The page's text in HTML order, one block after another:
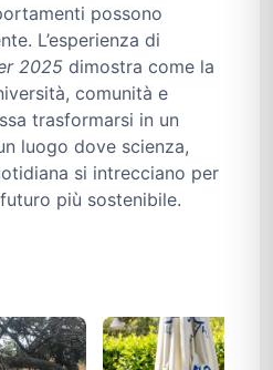
possono
L’esperienza di
2025 dimostra come la
comunità e
trasformarsi in un
luogo dove scienza,
si intrecciano per
più sostenibile.